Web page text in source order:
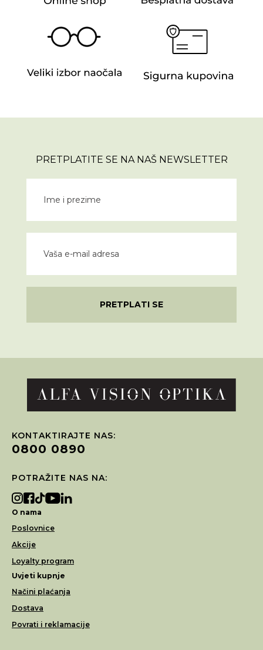
PRETPLATITE SE NA NAŠ NEWSLETTER
PRETPLATI SE
KONTAKTIRAJTE NAS:
0800 0890
POTRAŽITE NAS NA:
O nama
Poslovnice
Akcije
Loyalty program
Uvjeti kupnje
Načini plaćanja
Dostava
Povrati i reklamacije